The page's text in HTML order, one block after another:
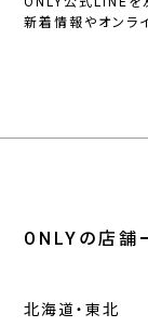
新着情報やオンラ
ONLYの店舗
北海道・東北